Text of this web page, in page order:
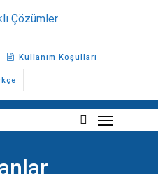
Çözümler
Kullanım Koşulları
search
Menu